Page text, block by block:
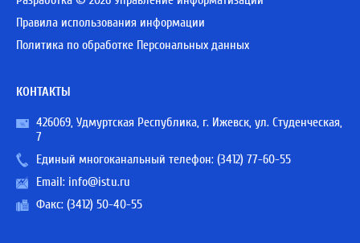
Правила использования информации
Политика по обработке Персональных данных
КОНТАКТЫ
426069, Удмуртская Республика, г. Ижевск, ул. Студенческая,
7
Единый многоканальный телефон: (3412) 77-60-55
Email: info@istu.ru
Факс: (3412) 50-40-55